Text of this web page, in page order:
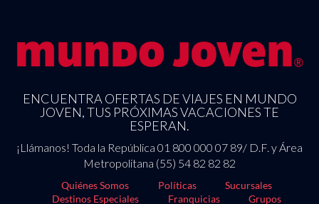
ENCUENTRA OFERTAS DE VIAJES EN MUNDO
JOVEN, TUS PRÓXIMAS VACACIONES TE
ESPERAN.
¡Llámanos! Toda la República 01 800 000 07 89/ D.F. y Área
Metropolitana (55) 54 82 82 82
Quiénes Somos Políticas
Sucursales
Destinos Especiales
Franquicias Grupos